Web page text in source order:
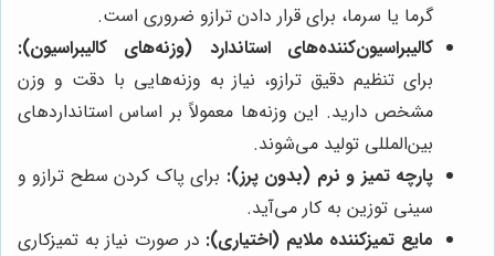
گرما یا سرما، برای قرار دادن ترازو ضروری است.
کالیبراسیون‌کننده‌های استاندارد (وزنه‌های کالیبراسیون):
برای تنظیم دقیق ترازو، نیاز به وزنه‌هایی با دقت و وزن
مشخص دارید. این وزنه‌ها معمولاً بر اساس استانداردهای
بین‌المللی تولید می‌شوند.
پارچه تمیز و نرم (بدون پرز): برای پاک کردن سطح ترازو و
سینی توزین به کار می‌آید.
مایع تمیزکننده ملایم (اختیاری): در صورت نیاز به تمیزکاری